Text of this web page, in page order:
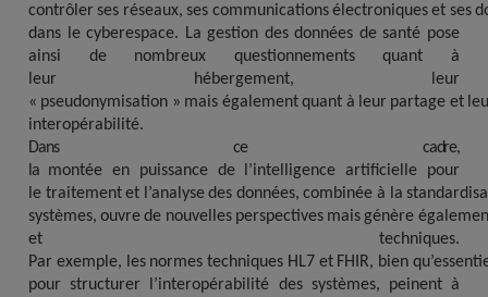
contrôler ses réseaux, ses communications électroniques et ses
dans le cyberespace. La gestion des données de santé pose
ainsi de nombreux questionnements quant à
leur
hébergement,
leur
« pseudonymisation » mais également quant à leur partage et
interopérabilité.
Dans ce cadre,
la montée en puissance de l’intelligence artificielle
pour
le traitement et l’analyse des données, combinée à la
systèmes, ouvre de nouvelles perspectives mais génère
et
techniques.
Par exemple, les normes techniques HL7 et FHIR, bien
pour structurer l’interopérabilité des systèmes, peinent à